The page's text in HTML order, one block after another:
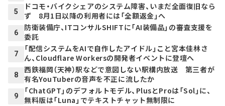
5
ドコモ・バイクシェアのシステム障害、いまだ全面復旧なら
ず 8月1日以降の利用者には「全額返金」へ
6
防衛装備庁、ITコンサルSHIFTに「AI装備品」の審査支援を
委託
7
「配信システムをAIで自作したアイドル」こと宮本佳林さ
ん、Cloudflare Workersの開発者イベントに登壇へ
8
西鉄福岡（天神）駅などで意図しない駅構内放送 第三者が
有名YouTuberの音声を不正に流したか
9
「ChatGPT」のデフォルトモデル、PlusとProは「Sol」に、
無料版は「Luna」でテキストチャット無制限に